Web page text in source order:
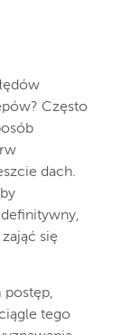
Często
dach.
się
postęp,
tego